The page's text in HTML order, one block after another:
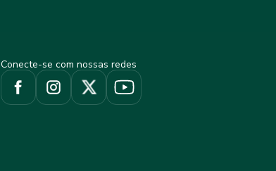
Conecte-se com nossas redes